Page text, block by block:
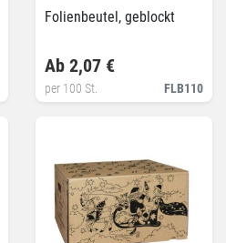
Folienbeutel, geblockt
FLB110
Ab 2,07 €
per 100 St.